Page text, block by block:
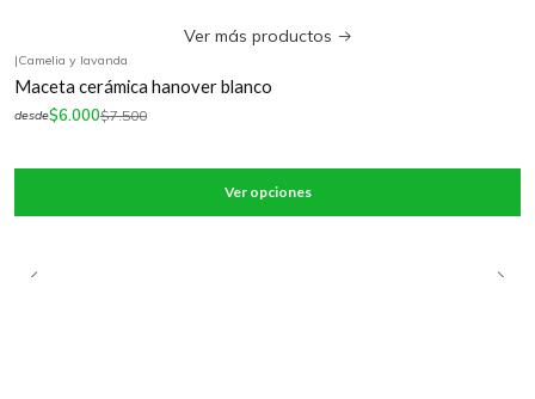
Ver más productos
|Camelia y lavanda
Maceta cerámica hanover blanco
desde$6.000$7.500
Ver opciones